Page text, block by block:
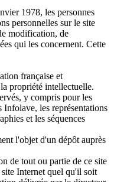
1978, les personnes
personnelles sur le site
modification, de
qui les concernent. Cette
française et
propriété intellectuelle.
y compris pour les
Infolave, les représentations
et les séquences
l'objet d'un dépôt auprès
de tout ou partie de ce site
Internet quel qu'il soit